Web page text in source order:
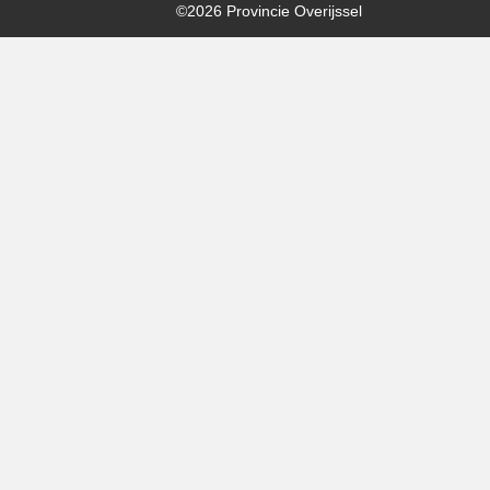
©2026 Provincie Overijssel